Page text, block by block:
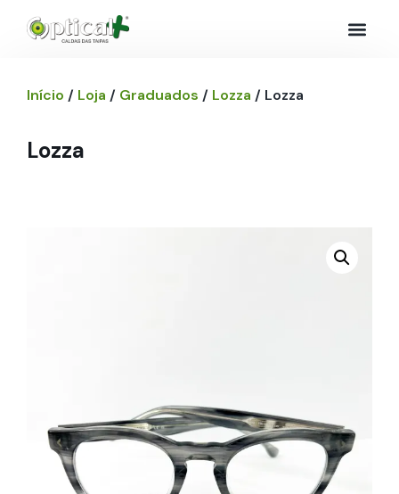
Início / Loja / Graduados / Lozza / Lozza
Lozza